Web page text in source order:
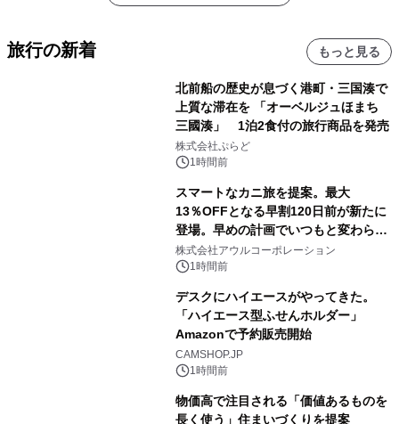
旅行の新着 もっと見る
北前船の歴史が息づく港町・三国湊で
上質な滞在を 「オーベルジュほまち
三國湊」 1泊2食付の旅行商品を発売
株式会社ぷらど
1時間前
スマートなカニ旅を提案。最大
13％OFFとなる早割120日前が新たに
登場。早めの計画でいつもと変わらぬ
大人の冬旅を。ー夕日ヶ浦温泉「佳松
苑 別邸ふうか」ー
株式会社アウルコーポレーション
1時間前
デスクにハイエースがやってきた。
「ハイエース型ふせんホルダー」
Amazonで予約販売開始
CAMSHOP.JP
1時間前
物価高で注目される「価値あるものを
長く使う」住まいづくりを提案